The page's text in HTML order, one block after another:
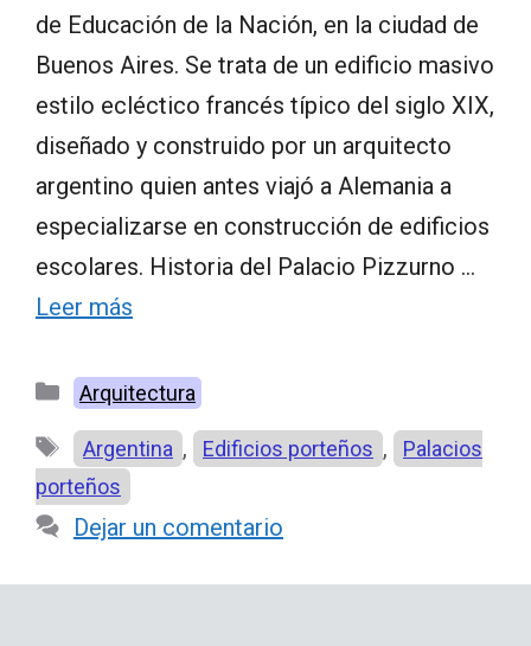
de Educación de la Nación, en la ciudad de
Buenos Aires. Se trata de un edificio masivo
estilo ecléctico francés típico del siglo XIX,
diseñado y construido por un arquitecto
argentino quien antes viajó a Alemania a
especializarse en construcción de edificios
escolares. Historia del Palacio Pizzurno …
Leer más
Categorías
Arquitectura
Etiquetas
Argentina , Edificios porteños ,
Palacios
porteños
Dejar un comentario